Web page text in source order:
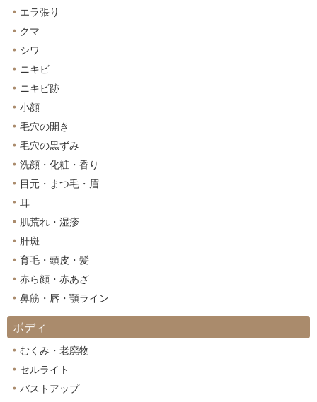
エラ張り
クマ
シワ
ニキビ
ニキビ跡
小顔
毛穴の開き
毛穴の黒ずみ
洗顔・化粧・香り
目元・まつ毛・眉
耳
肌荒れ・湿疹
肝斑
育毛・頭皮・髪
赤ら顔・赤あざ
鼻筋・唇・顎ライン
ボディ
むくみ・老廃物
セルライト
バストアップ